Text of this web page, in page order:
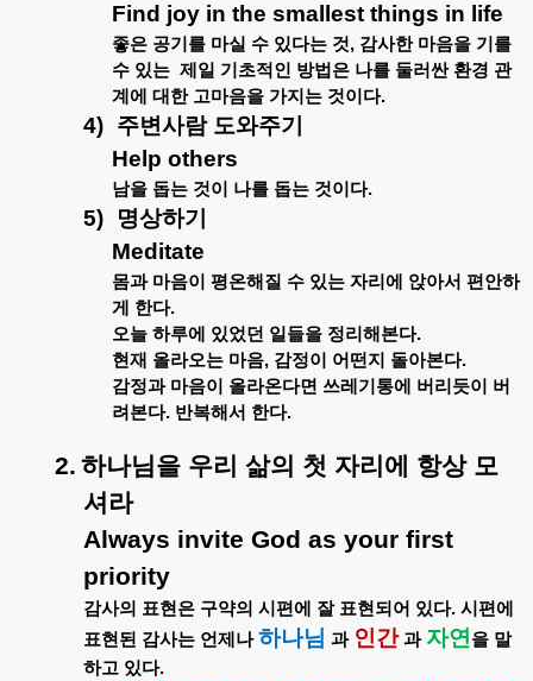
Find joy in the smallest things in life
좋은 공기를 마실 수 있다는 것, 감사한 마음을 기를
수 있는 제일 기초적인 방법은 나를 둘러싼 환경 관
계에
대한 고마음을 가지는 것이다.
4) 주변사람 도와주기
Help others
남을 돕는 것이 나를 돕는 것이다.
5)
명상하기
Meditate
몸과 마음이 평온해질 수 있는 자리에 앉아서 편안하
게
한다.
오늘 하루에 있었던 일들을 정리해본다.
현재 올라오는 마음, 감정이 어떤지 돌아본다.
감정과 마음이 올라온다면 쓰레기통에 버리듯이
버
려본다. 반복해서 한다.
2. 하나님을 우리 삶의 첫 자리에 항상 모
셔라
Always invite God as your first
priority
감사의 표현은 구약의 시편에 잘 표현되어 있다. 시편에
표현된 감사는 언제나 하나님 과 인간 과 자연 을 말
하고 있다.